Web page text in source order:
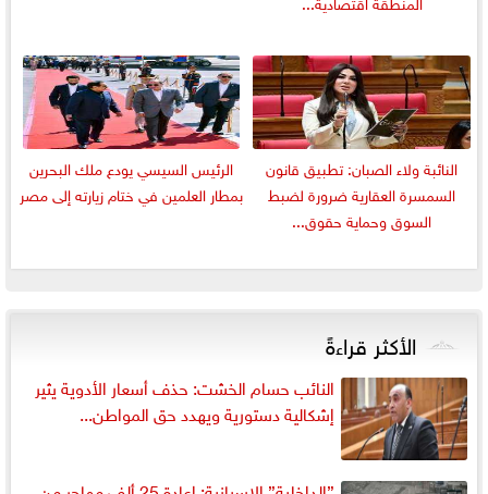
النائبة ولاء الصبان: تطبيق قانون
السمسرة العقارية ضرورة لضبط
السوق وحماية حقوق...
الرئيس السيسي يودع ملك البحرين
بمطار العلمين في ختام زيارته إلى مصر
الأكثر قراءةً
النائب حسام الخشت: حذف أسعار الأدوية يثير
إشكالية دستورية ويهدد حق المواطن...